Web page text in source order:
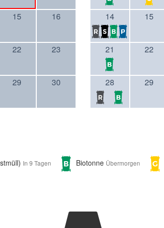
15 16
22 23
29 30
14 15
21 22
28 29
In 9 Tagen Biotonne Übermorgen